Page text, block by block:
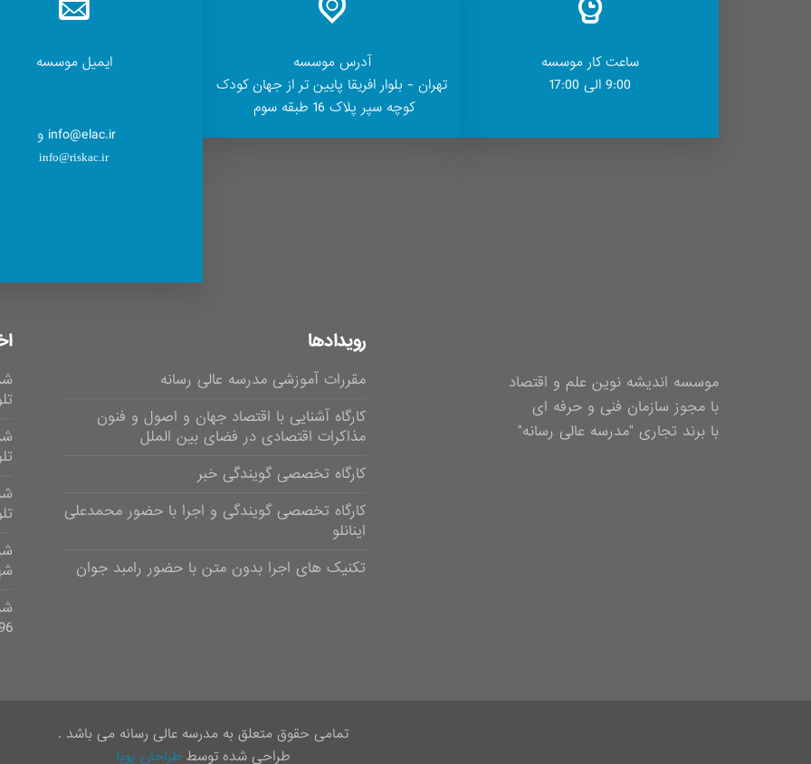
ساعت کار موسسه
9:00 الی 17:00
آدرس موسسه
تهران - بلوار افریقا پایین تر از جهان کودک
کوچه سپر پلاک 16 طبقه سوم
ایمیل موسسه
info@elac.ir و
info@riskac.ir
موسسه اندیشه نوین علم و اقتصاد
با مجوز سازمان فنی و حرفه ای
با برند تجاری "مدرسه عالی رسانه"
رویدادها
مقررات آموزشی مدرسه عالی رسانه
کارگاه آشنایی با اقتصاد جهان و اصول و فنون
مذاکرات اقتصادی در فضای بین الملل
کارگاه تخصصی گویندگی خبر
کارگاه تخصصی گویندگی و اجرا با حضور محمدعلی
اینانلو
تکنیک های اجرا بدون متن با حضور رامبد جوان
تمامی حقوق متعلق به مدرسه عالی رسانه می باشد .
طراحی شده توسط طراحان پویا